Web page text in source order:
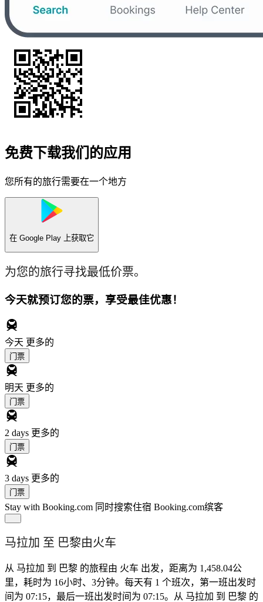
免费下载我们的应用
您所有的旅行需要在一个地方
在 Google Play 上获取它
为您的旅行寻找最低价票。
今天就预订您的票，享受最佳优惠！
今天 更多的
门票
明天 更多的
门票
2 days 更多的
门票
3 days 更多的
门票
Stay with Booking.com 同时搜索住宿 Booking.com缤客
马拉加 至 巴黎由火车
从 马拉加 到 巴黎 的旅程由 火车 出发，距离为 1,458.04公
里，耗时为 16小时、3分钟。每天有 1 个班次，第一班出发时
间为 07:15，最后一班出发时间为 07:15。从 马拉加 到 巴黎 的